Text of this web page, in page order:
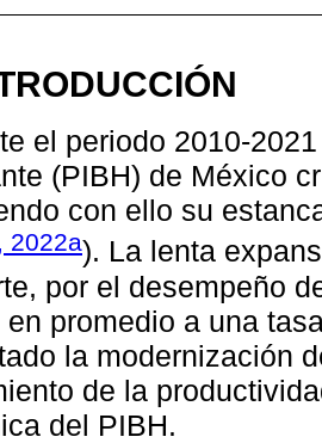
el periodo 2010-
(PIBH) de México
con ello su
2022a). La lenta
por el desempeño
en promedio a una
la modernización
de la
del PIBH.